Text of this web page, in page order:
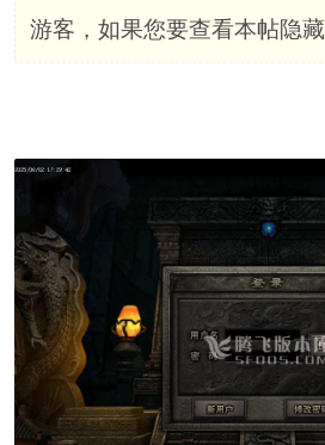
游客，如果您要查看本帖隐